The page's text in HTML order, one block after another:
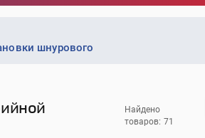
шнурового
Найдено
товаров: 71